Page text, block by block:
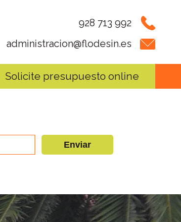
928 713 992
administracion@flodesin.es
Solicite presupuesto online
Enviar